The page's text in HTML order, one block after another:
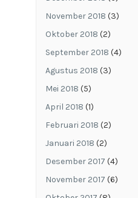
November 2018 (3)
Oktober 2018 (2)
September 2018 (4)
Agustus 2018 (3)
Mei 2018 (5)
April 2018 (1)
Februari 2018 (2)
Januari 2018 (2)
Desember 2017 (4)
November 2017 (6)